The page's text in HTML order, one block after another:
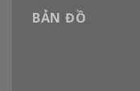
BẢN ĐỒ